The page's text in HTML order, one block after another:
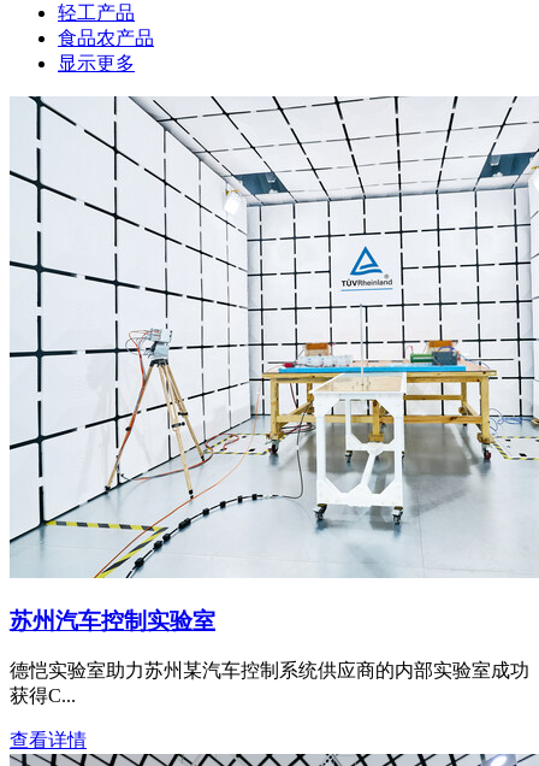
轻工产品
食品农产品
显示更多
苏州汽车控制实验室
德恺实验室助力苏州某汽车控制系统供应商的内部实验室成功
获得C...
查看详情